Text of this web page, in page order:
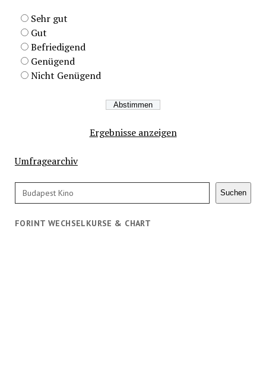
Sehr gut
Gut
Befriedigend
Genügend
Nicht Genügend
Ergebnisse anzeigen
Umfragearchiv
Suchen Suchen
FORINT WECHSELKURSE & CHART